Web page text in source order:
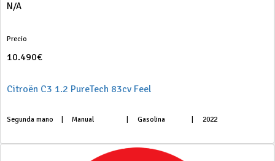
N/A
Precio
10.490€
Citroën C3 1.2 PureTech 83cv Feel
Segunda mano Manual Gasolina 2022